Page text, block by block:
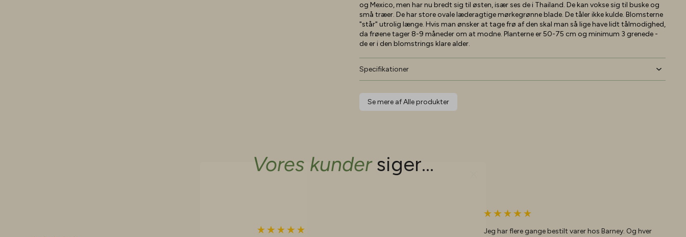
og Mexico, men har nu bredt sig til østen, især ses de i Thailand. De kan vokse sig til buske og
små træer. De har store ovale læderagtige mørkegrønne blade. De tåler ikke kulde. Blomsterne
"står" utrolig længe. Hvis man ønsker at tage frø af den skal man så lige have lidt tålmodighed,
da frøene tager 8-9 måneder om at modne. Planterne er 50-75 cm og minimum 3 grenede -
de er i den blomstrings klare alder.
Specifikationer
Se mere af Alle produkter
Vores kundersiger...
Jeg har flere gange bestilt varer hos Barney. Og hver